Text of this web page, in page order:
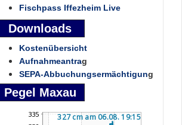
Fischpass Iffezheim Live
Downloads
Kostenübersicht
Aufnahmeantrag
SEPA-Abbuchungsermächtigung
Pegel Maxau